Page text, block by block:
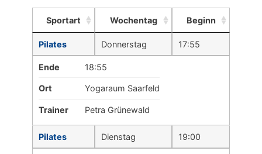
Sportart Wochentag Beginn
Pilates Donnerstag 17:55
Ende 18:55
Ort Yogaraum Saarfeld
Trainer Petra Grünewald
Pilates Dienstag 19:00